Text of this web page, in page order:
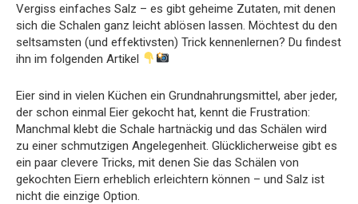
Vergiss einfaches Salz – es gibt geheime Zutaten, mit denen
sich die Schalen ganz leicht ablösen lassen. Möchtest du den
seltsamsten (und effektivsten) Trick kennenlernen? Du findest
ihn im folgenden Artikel
Eier sind in vielen Küchen ein Grundnahrungsmittel, aber jeder,
der schon einmal Eier gekocht hat, kennt die Frustration:
Manchmal klebt die Schale hartnäckig und das Schälen wird
zu einer schmutzigen Angelegenheit. Glücklicherweise gibt es
ein paar clevere Tricks, mit denen Sie das Schälen von
gekochten Eiern erheblich erleichtern können – und Salz ist
nicht die einzige Option.